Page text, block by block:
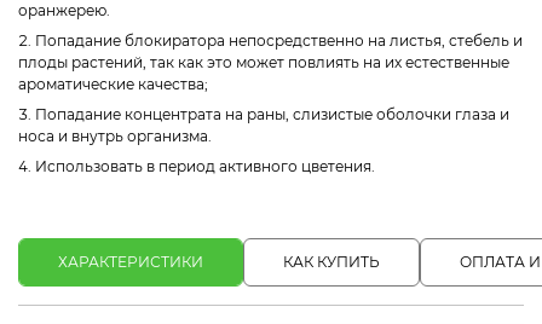
оранжерею.
Попадание блокиратора непосредственно на листья, стебель и
плоды растений, так как это может повлиять на их естественные
ароматические качества;
Попадание концентрата на раны, слизистые оболочки глаза и
носа и внутрь организма.
Использовать в период активного цветения.
ХАРАКТЕРИСТИКИ КАК КУПИТЬ ОПЛАТА